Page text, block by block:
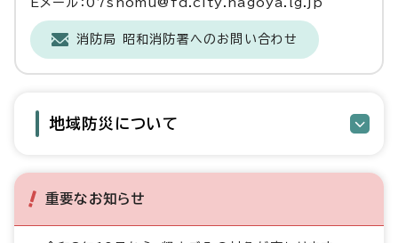
消防局 昭和消防署へのお問い合わせ
地域防災について
重要なお知らせ